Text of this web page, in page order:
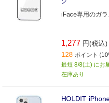
iFace専用のガ
1,277 円(税込)
128 ポイント
最短 8/8(土) にお
在庫あり
HOLDIT